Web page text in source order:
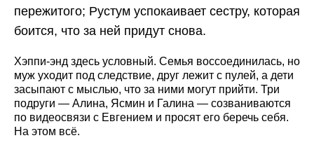
пережитого; Рустум успокаивает сестру, которая
боится, что за ней придут снова.
Хэппи-энд здесь условный. Семья воссоединилась, но
муж уходит под следствие, друг лежит с пулей, а дети
засыпают с мыслью, что за ними могут прийти. Три
подруги — Алина, Ясмин и Галина — созваниваются
по видеосвязи с Евгением и просят его беречь себя.
На этом всё.